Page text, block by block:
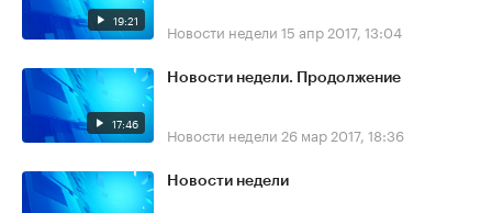
19:21 Новости недели 15 апр 2017, 13:04
17:46
Новости недели. Продолжение
Новости недели 26 мар 2017, 18:36
Новости недели